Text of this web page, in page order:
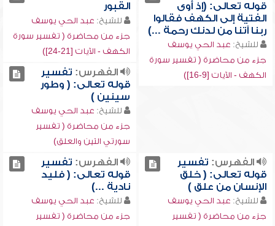
قوله تعالى: (إذ أوى
الفتية إلى الكهف فقالوا
ربنا آتنا من لدنك رحمة ...)
للشيخ: عبد الحي يوسف
جزء من محاضرة ( تفسير سورة
الكهف - الآيات [9-16])
القبور
للشيخ: عبد الحي يوسف
جزء من محاضرة ( تفسير سورة
الكهف - الآيات [21-24])
الفهرس: تفسير
قوله تعالى: ( وطور
سينين )
للشيخ: عبد الحي يوسف
جزء من محاضرة ( تفسير
سورتي التين والعلق)
الفهرس: تفسير
قوله تعالى: ( خلق
الإنسان من علق )
للشيخ: عبد الحي يوسف
جزء من محاضرة ( تفسير
الفهرس: تفسير
قوله تعالى: ( فليد
نادية ...)
للشيخ: عبد الحي يوسف
جزء من محاضرة ( تفسير